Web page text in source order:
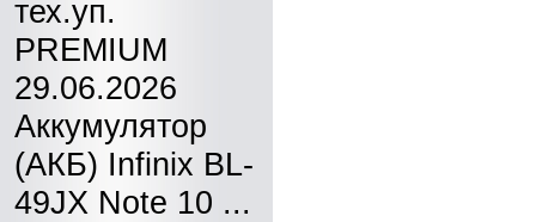
тех.уп.
PREMIUM
29.06.2026
Аккумулятор
(АКБ) Infinix BL-
49JX Note 10 ...